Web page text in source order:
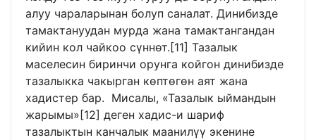
алуу чараларынан болуп саналат. Динибизде
тамактануудан мурда жана тамактангандан
кийин кол чайкоо сүннөт. [11] Тазалык
маселесин биринчи орунга койгон динибизде
тазалыкка чакырган көптөгөн аят жана
хадистер бар. Мисалы, «Тазалык ыймандын
жарымы» [12] деген хадис-и шариф
тазалыктын канчалык маанилүү экенине